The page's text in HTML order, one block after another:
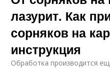
лазурит. Как
сорняков на
инструкция
Обработка производится